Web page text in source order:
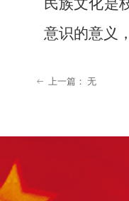
民族文化是
意识的意义
ꂃ 上一篇： 无